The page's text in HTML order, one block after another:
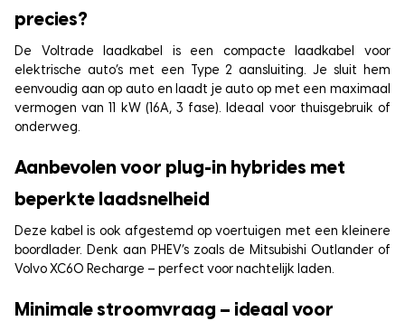
precies?
De Voltrade laadkabel is een compacte laadkabel voor
elektrische auto’s met een Type 2 aansluiting. Je sluit hem
eenvoudig aan op auto en laadt je auto op met een maximaal
vermogen van 11 kW (16A, 3 fase). Ideaal voor thuisgebruik of
onderweg.
Aanbevolen voor plug-in hybrides met
beperkte laadsnelheid
Deze kabel is ook afgestemd op voertuigen met een kleinere
boordlader. Denk aan PHEV’s zoals de Mitsubishi Outlander of
Volvo XC60 Recharge – perfect voor nachtelijk laden.
Minimale stroomvraag – ideaal voor